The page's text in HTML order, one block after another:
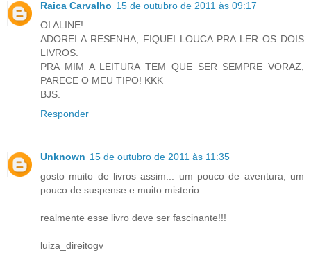
Raica Carvalho 15 de outubro de 2011 às 09:17
OI ALINE!
ADOREI A RESENHA, FIQUEI LOUCA PRA LER OS DOIS
LIVROS.
PRA MIM A LEITURA TEM QUE SER SEMPRE VORAZ,
PARECE O MEU TIPO! KKK
BJS.
Responder
Unknown 15 de outubro de 2011 às 11:35
gosto muito de livros assim... um pouco de aventura, um
pouco de suspense e muito misterio
realmente esse livro deve ser fascinante!!!
luiza_direitogv